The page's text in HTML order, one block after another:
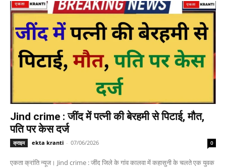
Jind crime : जींद में पत्नी की बेरहमी से पिटाई, मौत,
पति पर केस दर्ज
क्राइम ekta kranti - 07/06/2026 0
एकता क्रांति न्यूज। Jind crime : जींद जिले के गांव कालवा में कहासुनी के चलते एक युवक